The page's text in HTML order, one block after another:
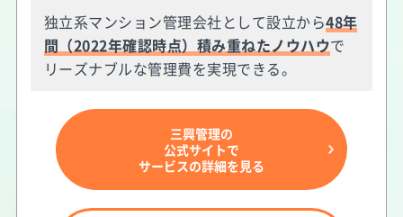
独立系マンション管理会社として設立から48年
間（2022年確認時点）積み重ねたノウハウで
リーズナブルな管理費を実現できる。
三興管理の
公式サイトで
サービスの詳細を見る